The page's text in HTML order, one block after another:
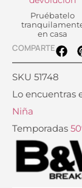
Pruébatelo
en casa
COMPARTE
SKU 51748
Lo encuentras
Niña
Temporadas